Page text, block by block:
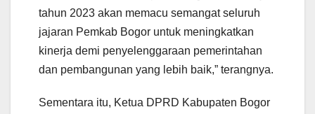
tahun 2023 akan memacu semangat seluruh
jajaran Pemkab Bogor untuk meningkatkan
kinerja demi penyelenggaraan pemerintahan
dan pembangunan yang lebih baik,” terangnya.
Sementara itu, Ketua DPRD Kabupaten Bogor